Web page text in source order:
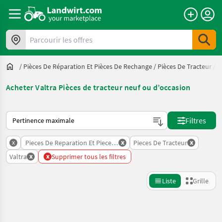
Parcourir les offres
/ Pièces De Réparation Et Pièces De Rechange / Pièces De Tracteur
Acheter Valtra Pièces de tracteur neuf ou d’occasion
Voici comment les annonces sont triées sur Landwirt.com
Filtres
x Pieces De Reparation Et Pieces De Rechange
x Pieces De Tracteur x
Valtra x x Supprimer tous les filtres
Liste Grille